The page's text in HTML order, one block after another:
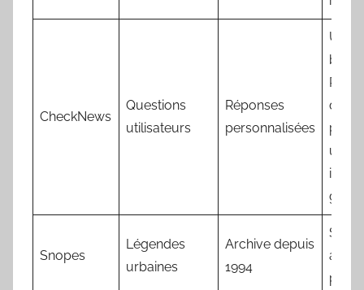
CheckNews
Questions
utilisateurs
Réponses
personnalisées
pour
une
Snopes
Légendes
urbaines
Archive depuis
1994
aux
par